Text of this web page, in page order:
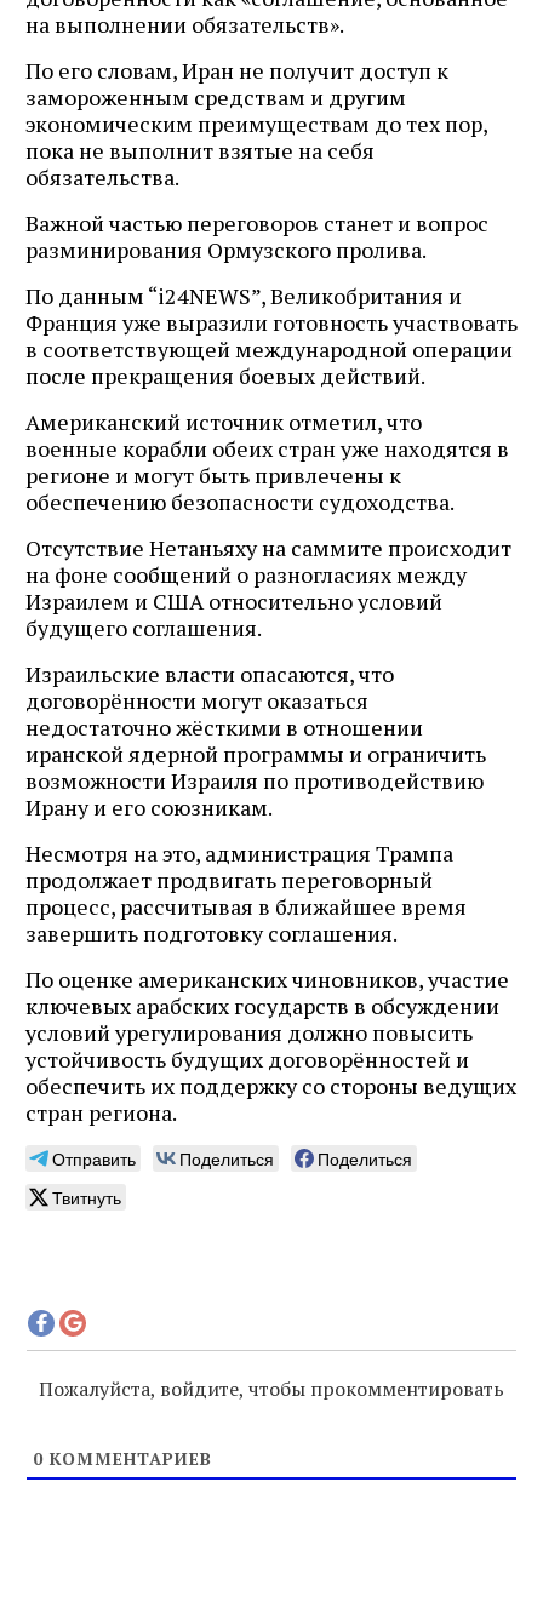
на выполнении обязательств».
По его словам, Иран не получит доступ к
замороженным средствам и другим
экономическим преимуществам до тех пор,
пока не выполнит взятые на себя
обязательства.
Важной частью переговоров станет и вопрос
разминирования Ормузского пролива.
По данным “i24NEWS”, Великобритания и
Франция уже выразили готовность участвовать
в соответствующей международной операции
после прекращения боевых действий.
Американский источник отметил, что
военные корабли обеих стран уже находятся в
регионе и могут быть привлечены к
обеспечению безопасности судоходства.
Отсутствие Нетаньяху на саммите происходит
на фоне сообщений о разногласиях между
Израилем и США относительно условий
будущего соглашения.
Израильские власти опасаются, что
договорённости могут оказаться
недостаточно жёсткими в отношении
иранской ядерной программы и ограничить
возможности Израиля по противодействию
Ирану и его союзникам.
Несмотря на это, администрация Трампа
продолжает продвигать переговорный
процесс, рассчитывая в ближайшее время
завершить подготовку соглашения.
По оценке американских чиновников, участие
ключевых арабских государств в обсуждении
условий урегулирования должно повысить
устойчивость будущих договорённостей и
обеспечить их поддержку со стороны ведущих
стран региона.
Отправить Поделиться
Поделиться
Твитнуть
Пожалуйста, войдите, чтобы прокомментировать
0 КОММЕНТАРИЕВ